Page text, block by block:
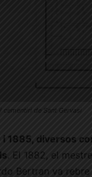
cementiri de Sant Gervasi
1885, diversos
. El 1882, el
Bertran va